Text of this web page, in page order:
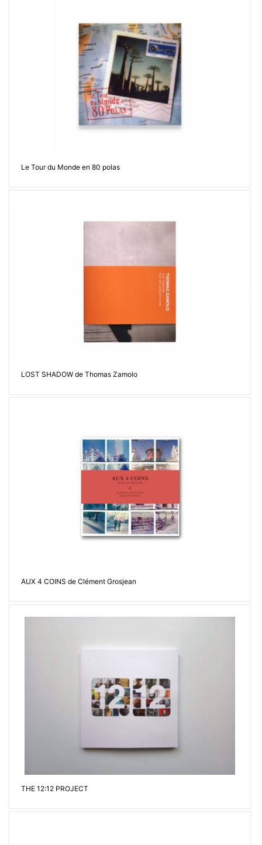
Le Tour du Monde en 80 polas
LOST SHADOW de Thomas Zamolo
AUX 4 COINS de Clément Grosjean
THE 12:12 PROJECT